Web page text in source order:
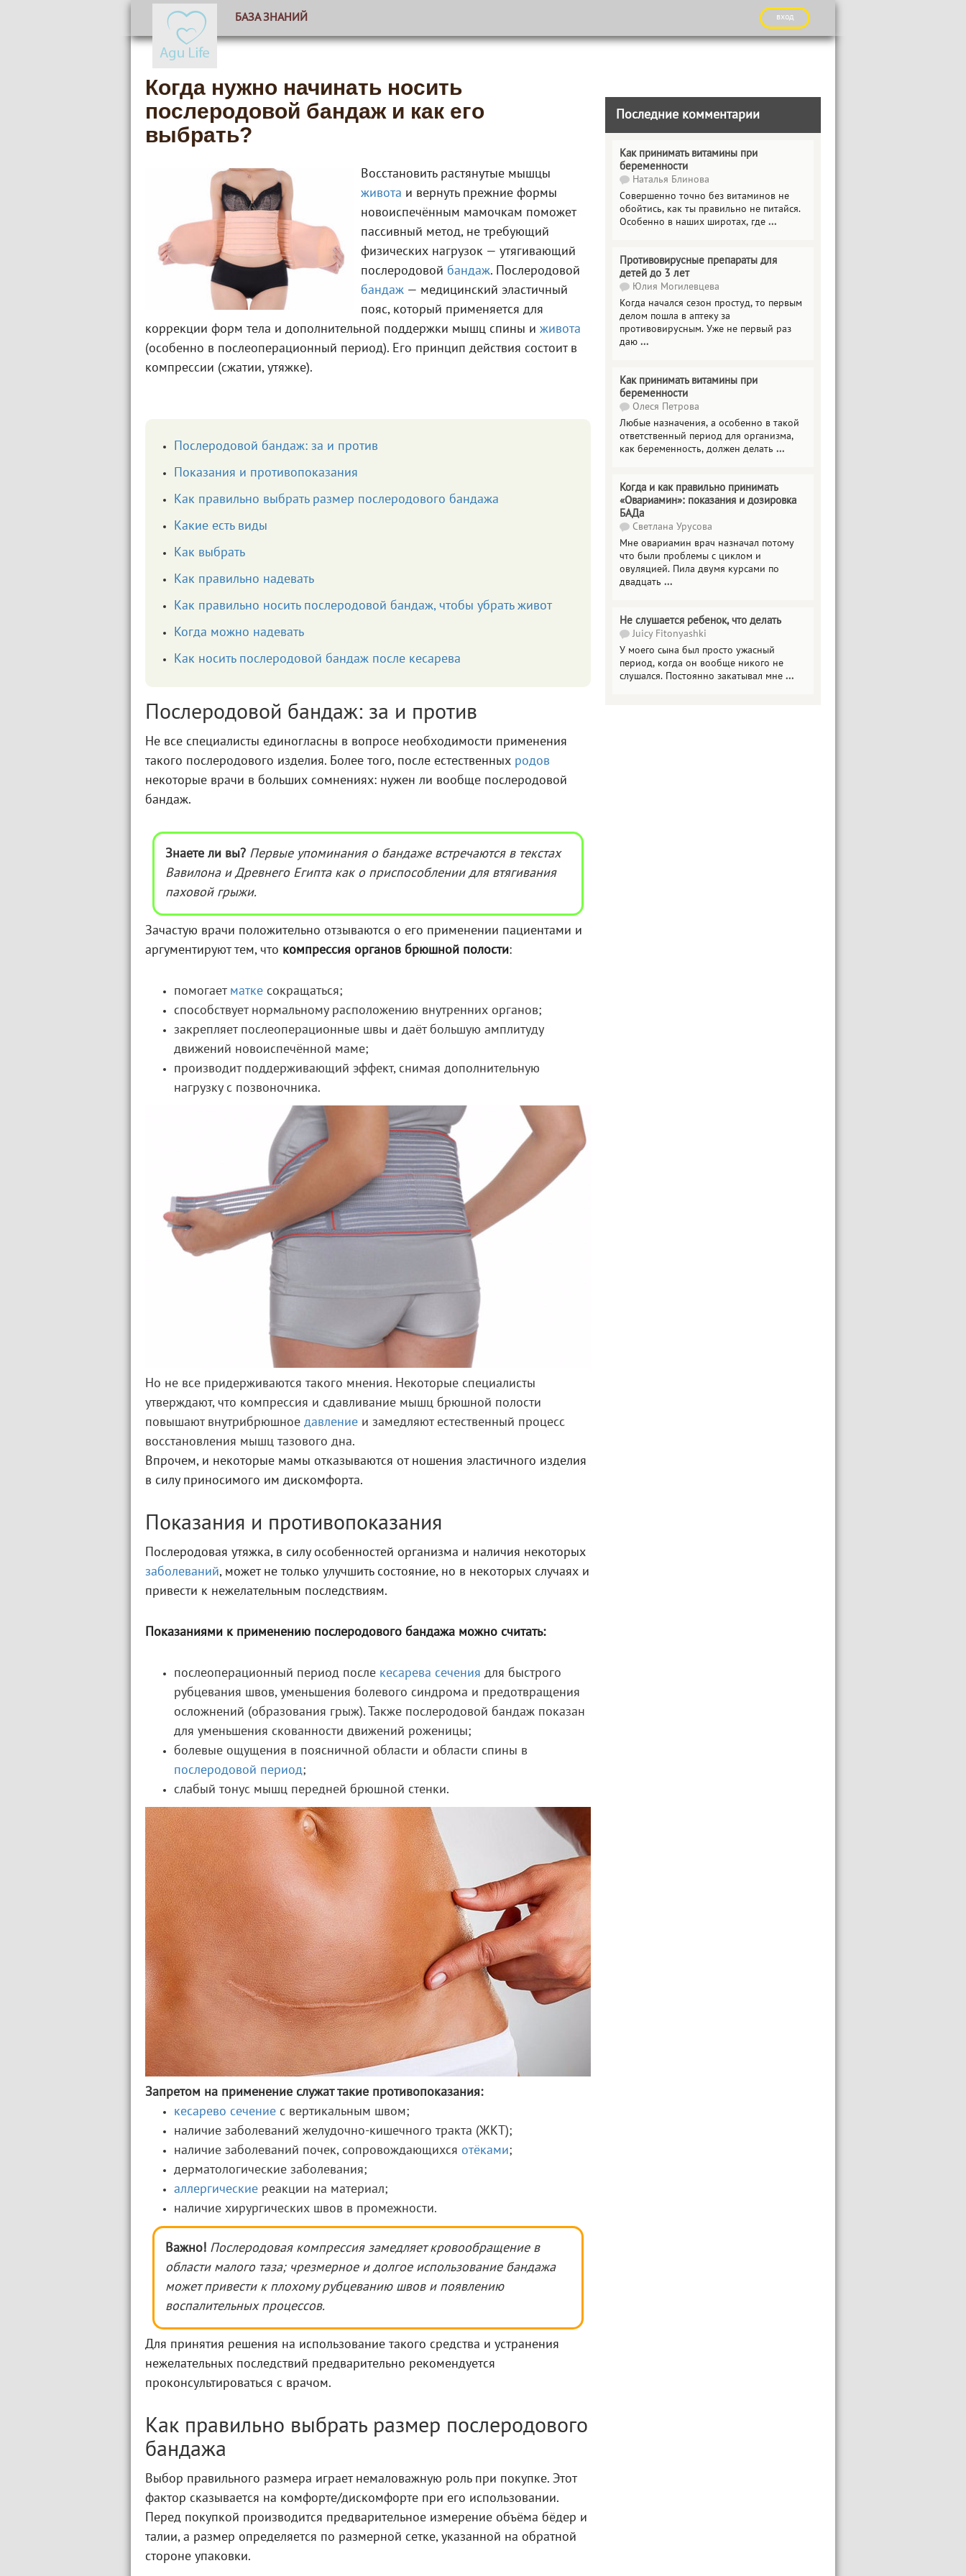
БАЗА ЗНАНИЙ вход
Когда нужно начинать носить
послеродовой бандаж и как его
выбрать?
Восстановить растянутые мышцы
живота и вернуть прежние формы
новоиспечённым мамочкам поможет
пассивный метод, не требующий
физических нагрузок — утягивающий
послеродовой бандаж. Послеродовой
бандаж — медицинский эластичный
пояс, который применяется для
коррекции форм тела и дополнительной поддержки мышц спины и живота
(особенно в послеоперационный период). Его принцип действия состоит в
компрессии (сжатии, утяжке).
Послеродовой бандаж: за и против
Показания и противопоказания
Как правильно выбрать размер послеродового бандажа
Какие есть виды
Как выбрать
Как правильно надевать
Как правильно носить послеродовой бандаж, чтобы убрать живот
Когда можно надевать
Как носить послеродовой бандаж после кесарева
Послеродовой бандаж: за и против
Не все специалисты единогласны в вопросе необходимости применения
такого послеродового изделия. Более того, после естественных родов
некоторые врачи в больших сомнениях: нужен ли вообще послеродовой
бандаж.
Знаете ли вы? Первые упоминания о бандаже встречаются в текстах
Вавилона и Древнего Египта как о приспособлении для втягивания
паховой грыжи.
Зачастую врачи положительно отзываются о его применении пациентами и
аргументируют тем, что компрессия органов брюшной полости:
помогает матке сокращаться;
способствует нормальному расположению внутренних органов;
закрепляет послеоперационные швы и даёт большую амплитуду
движений новоиспечённой маме;
производит поддерживающий эффект, снимая дополнительную
нагрузку с позвоночника.
Но не все придерживаются такого мнения. Некоторые специалисты
утверждают, что компрессия и сдавливание мышц брюшной полости
повышают внутрибрюшное давление и замедляют естественный процесс
восстановления мышц тазового дна.
Впрочем, и некоторые мамы отказываются от ношения эластичного изделия
в силу приносимого им дискомфорта.
Показания и противопоказания
Послеродовая утяжка, в силу особенностей организма и наличия некоторых
заболеваний, может не только улучшить состояние, но в некоторых случаях и
привести к нежелательным последствиям.
Показаниями к применению послеродового бандажа можно считать:
послеоперационный период после кесарева сечения для быстрого
рубцевания швов, уменьшения болевого синдрома и предотвращения
осложнений (образования грыж). Также послеродовой бандаж показан
для уменьшения скованности движений роженицы;
болевые ощущения в поясничной области и области спины в
послеродовой период;
слабый тонус мышц передней брюшной стенки.
Запретом на применение служат такие противопоказания:
кесарево сечение с вертикальным швом;
наличие заболеваний желудочно-кишечного тракта (ЖКТ);
наличие заболеваний почек, сопровождающихся отёками;
дерматологические заболевания;
аллергические реакции на материал;
наличие хирургических швов в промежности.
Важно! Послеродовая компрессия замедляет кровообращение в
области малого таза; чрезмерное и долгое использование бандажа
может привести к плохому рубцеванию швов и появлению
воспалительных процессов.
Для принятия решения на использование такого средства и устранения
нежелательных последствий предварительно рекомендуется
проконсультироваться с врачом.
Как правильно выбрать размер послеродового
бандажа
Выбор правильного размера играет немаловажную роль при покупке. Этот
фактор сказывается на комфорте/дискомфорте при его использовании.
Перед покупкой производится предварительное измерение объёма бёдер и
талии, а размер определяется по размерной сетке, указанной на обратной
стороне упаковки.
Последние комментарии
Как принимать витамины при
беременности
Наталья Блинова
Совершенно точно без витаминов не
обойтись, как ты правильно не питайся.
Особенно в наших широтах, где ...
Противовирусные препараты для
детей до 3 лет
Юлия Могилевцева
Когда начался сезон простуд, то первым
делом пошла в аптеку за
противовирусным. Уже не первый раз
даю ...
Как принимать витамины при
беременности
Олеся Петрова
Любые назначения, а особенно в такой
ответственный период для организма,
как беременность, должен делать ...
Когда и как правильно принимать
«Овариамин»: показания и дозировка
БАДа
Светлана Урусова
Мне овариамин врач назначал потому
что были проблемы с циклом и
овуляцией. Пила двумя курсами по
двадцать ...
Не слушается ребенок, что делать
Juicy Fitonyashki
У моего сына был просто ужасный
период, когда он вообще никого не
слушался. Постоянно закатывал мне ...